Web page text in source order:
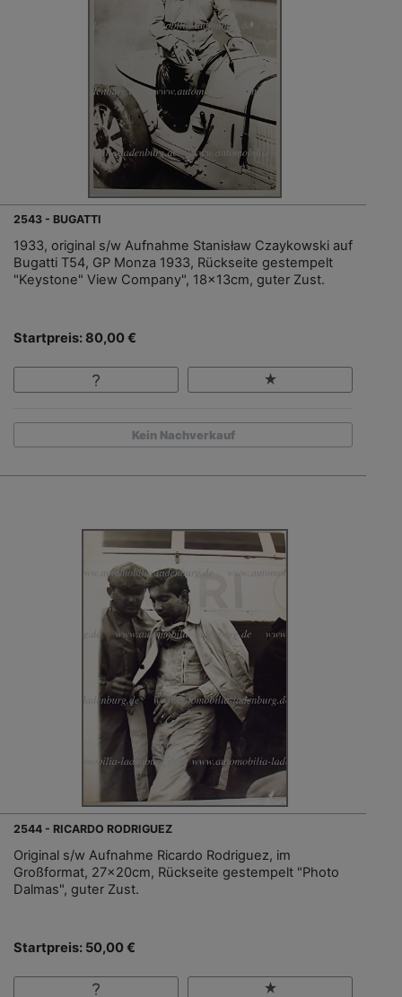
2543 - BUGATTI
1933, original s/w Aufnahme Stanisław Czaykowski auf
Bugatti T54, GP Monza 1933, Rückseite gestempelt
"Keystone" View Company", 18x13cm, guter Zust.
Startpreis: 80,00 €
Kein Nachverkauf
2544 - RICARDO RODRIGUEZ
Original s/w Aufnahme Ricardo Rodriguez, im
Großformat, 27x20cm, Rückseite gestempelt "Photo
Dalmas", guter Zust.
Startpreis: 50,00 €